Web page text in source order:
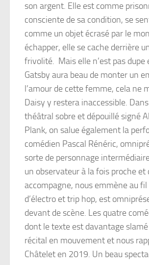
son argent. Elle est comme
consciente de sa condition, se
comme un objet écrasé par le
échapper, elle se cache derrière
frivolité. Mais elle n’est pas dupe
Gatsby aura beau de monter un
l’amour de cette femme, cela ne
Daisy y restera inaccessible.
théâtral sobre et dépouillé signé
Plank, on salue également la
comédien Pascal Rénéric,
sorte de personnage
un observateur à la fois proche et
accompagne, nous emmène au
d’électro et trip hop, est
devant de scène. Les quatre
dont le texte est davantage
récital en mouvement et nous
Châtelet en 2019. Un beau